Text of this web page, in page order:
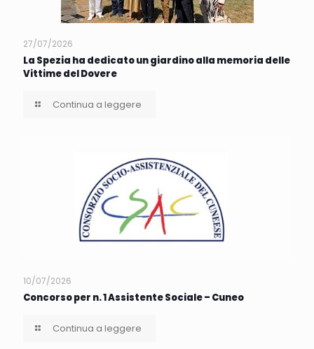
27/07/2026
La Spezia ha dedicato un giardino alla memoria delle
Vittime del Dovere
Continua a leggere
10/07/2026
Concorso per n. 1 Assistente Sociale – Cuneo
Continua a leggere